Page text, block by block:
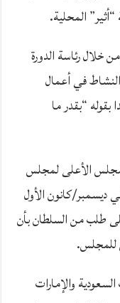
المحلية.
خلال رئاسة الدورة
في أعمال
بقوله “بقدر ما
الأعلى لمجلس
ديسمبر/كانون الأول
طلب من السلطان بأن
للمجلس.
من عام 2017، قطعت السعودية والإمارات